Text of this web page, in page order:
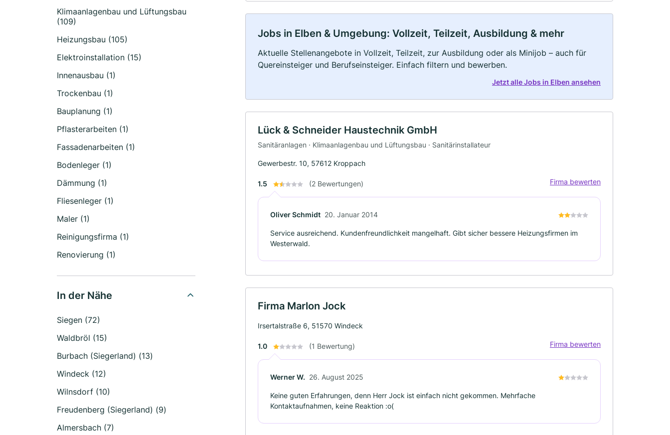
Klimaanlagenbau und Lüftungsbau
(109)
Heizungsbau (105)
Elektroinstallation (15)
Innenausbau (1)
Trockenbau (1)
Bauplanung (1)
Pflasterarbeiten (1)
Fassadenarbeiten (1)
Bodenleger (1)
Dämmung (1)
Fliesenleger (1)
Maler (1)
Reinigungsfirma (1)
Renovierung (1)
In der Nähe
Siegen (72)
Waldbröl (15)
Burbach (Siegerland) (13)
Windeck (12)
Wilnsdorf (10)
Freudenberg (Siegerland) (9)
Almersbach (7)
Jobs in Elben & Umgebung: Vollzeit, Teilzeit, Ausbildung & mehr
Aktuelle Stellenangebote in Vollzeit, Teilzeit, zur Ausbildung oder als Minijob – auch für
Quereinsteiger und Berufseinsteiger. Einfach filtern und bewerben.
Jetzt alle Jobs in Elben ansehen
Lück & Schneider Haustechnik GmbH
Sanitäranlagen · Klimaanlagenbau und Lüftungsbau · Sanitärinstallateur
Gewerbestr. 10, 57612 Kroppach
1.5 (2 Bewertungen) Firma bewerten
Oliver Schmidt 20. Januar 2014
Service ausreichend. Kundenfreundlichkeit mangelhaft. Gibt sicher bessere Heizungsfirmen im
Westerwald.
Firma Marlon Jock
Irsertalstraße 6, 51570 Windeck
1.0 (1 Bewertung) Firma bewerten
Werner W. 26. August 2025
Keine guten Erfahrungen, denn Herr Jock ist einfach nicht gekommen. Mehrfache
Kontaktaufnahmen, keine Reaktion :o(